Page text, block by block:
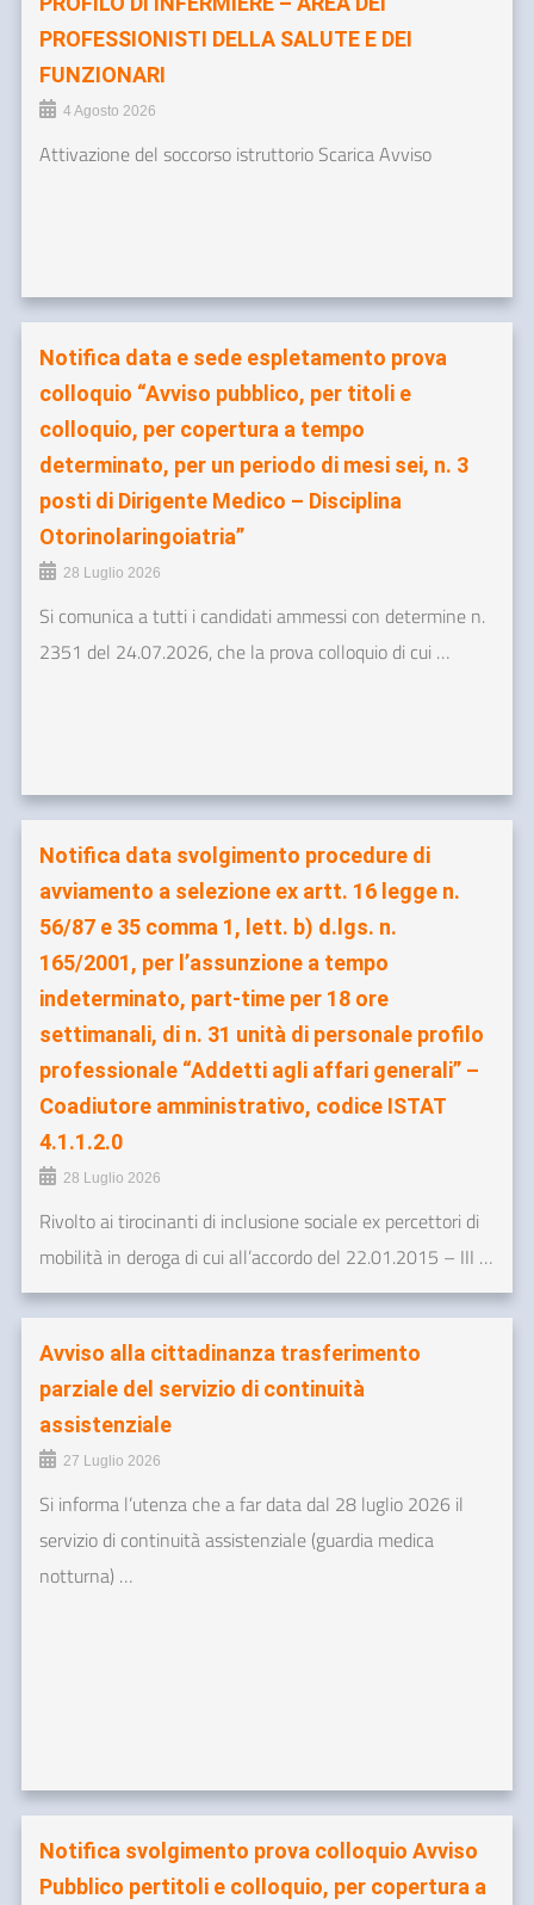
PROFESSIONISTI DELLA SALUTE E DEI
FUNZIONARI
4 Agosto 2026
Attivazione del soccorso istruttorio Scarica Avviso
Notifica data e sede espletamento prova
colloquio “Avviso pubblico, per titoli e
colloquio, per copertura a tempo
determinato, per un periodo di mesi sei, n. 3
posti di Dirigente Medico – Disciplina
Otorinolaringoiatria”
28 Luglio 2026
Si comunica a tutti i candidati ammessi con determine n.
2351 del 24.07.2026, che la prova colloquio di cui …
Notifica data svolgimento procedure di
avviamento a selezione ex artt. 16 legge n.
56/87 e 35 comma 1, lett. b) d.lgs. n.
165/2001, per l’assunzione a tempo
indeterminato, part-time per 18 ore
settimanali, di n. 31 unità di personale profilo
professionale “Addetti agli affari generali” –
Coadiutore amministrativo, codice ISTAT
4.1.1.2.0
28 Luglio 2026
Rivolto ai tirocinanti di inclusione sociale ex percettori di
mobilità in deroga di cui all’accordo del 22.01.2015 – III …
Avviso alla cittadinanza trasferimento
parziale del servizio di continuità
assistenziale
27 Luglio 2026
Si informa l’utenza che a far data dal 28 luglio 2026 il
servizio di continuità assistenziale (guardia medica
notturna) …
Notifica svolgimento prova colloquio Avviso
Pubblico pertitoli e colloquio, per copertura a